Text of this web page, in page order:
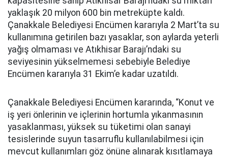
yaklaşık 20 milyon 600 bin metreküpte kaldı.
Çanakkale Belediyesi Encümen kararıyla 2 Mart’ta su
kullanımına getirilen bazı yasaklar, son aylarda yeterli
yağış olmaması ve Atıkhisar Barajı’ndaki su
seviyesinin yükselmemesi sebebiyle Belediye
Encümen kararıyla 31 Ekim’e kadar uzatıldı.
Çanakkale Belediyesi Encümen kararında, “Konut ve
iş yeri önlerinin ve içlerinin hortumla yıkanmasının
yasaklanması, yüksek su tüketimi olan sanayi
tesislerinde suyun tasarruflu kullanılabilmesi için
mevcut kullanımları göz önüne alınarak kısıtlamaya